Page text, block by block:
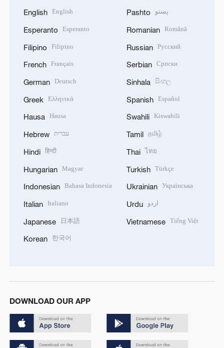
English English
Esperanto Esperanto
Filipino Filipino
French Français
German Deutsch
Greek Ελληνικά
Hausa Hausa
Hebrew עברית
Hindi हिन्दी
Hungarian Magyar
Indonesian Bahasa Indonesia
Italian Italiano
Japanese 日本語
Korean 한국어
Pashto پښتو
Romanian Română
Russian Русский
Serbian Српски
Sinhala සිංහල
Spanish Español
Swahili Kiswahili
Tamil தமிழ்
Thai ไทย
Turkish Türkçe
Ukrainian Українська
Urdu اردو
Vietnamese Tiếng Việt
DOWNLOAD OUR APP